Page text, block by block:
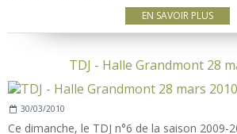
EN SAVOIR PLUS
TDJ - Halle Grandmont 28
30/03/2010
Ce dimanche, le TDJ n°6 de la saison 2009-